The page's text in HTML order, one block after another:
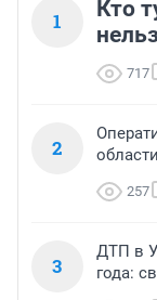
1
Кто
717
2
257
3
ДТП в
года: